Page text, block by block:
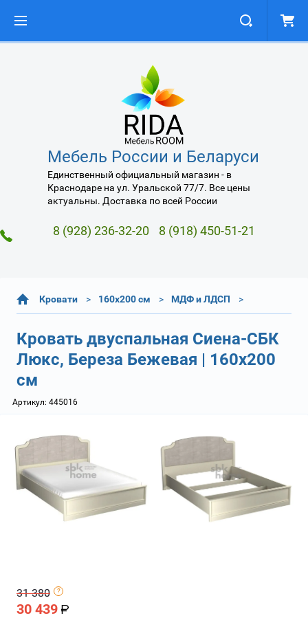
Мебель России и Беларуси
Единственный официальный магазин - в
Краснодаре на ул. Уральской 77/7. Все цены
актуальны. Доставка по всей России
8 (928) 236-32-20 8 (918) 450-51-21
Кровати 160х200 см МДФ и ЛДСП
Кровать двуспальная Сиена-СБК
Люкс, Береза Бежевая | 160х200
см
Артикул: 445016
31 380
30 439